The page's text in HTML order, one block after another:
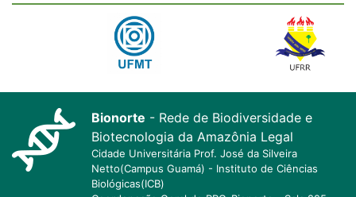
Bionorte - Rede de Biodiversidade e
Biotecnologia da Amazônia Legal
Cidade Universitária Prof. José da Silveira
Netto(Campus Guamá) - Instituto de Ciências
Biológicas(ICB)